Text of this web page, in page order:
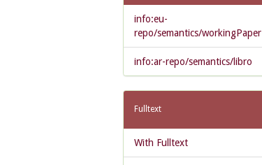
info:eu-
repo/semantics/workingPaper
info:ar-repo/semantics/libro
Fulltext
With Fulltext